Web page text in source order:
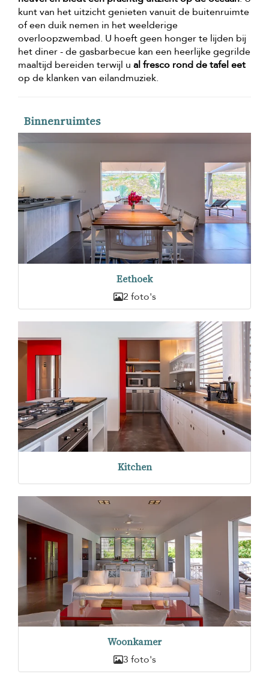
kunt van het uitzicht genieten vanuit de buitenruimte
of een duik nemen in het weelderige
overloopzwembad. U hoeft geen honger te lijden bij
het diner - de gasbarbecue kan een heerlijke gegrilde
maaltijd bereiden terwijl u al fresco rond de tafel eet
op de klanken van eilandmuziek.
Binnenruimtes
Eethoek
2 foto's
Kitchen
Woonkamer
3 foto's